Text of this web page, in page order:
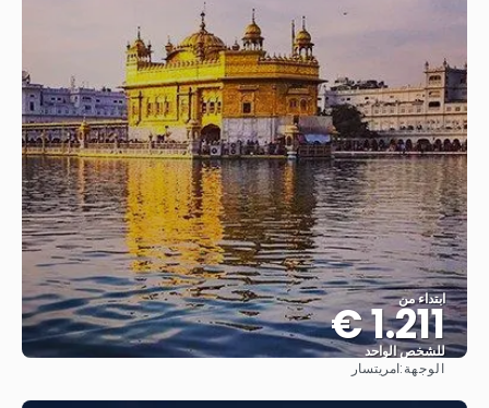
ابتداء من
1.211 €
للشخص الواحد
الوجهة:امريتسار